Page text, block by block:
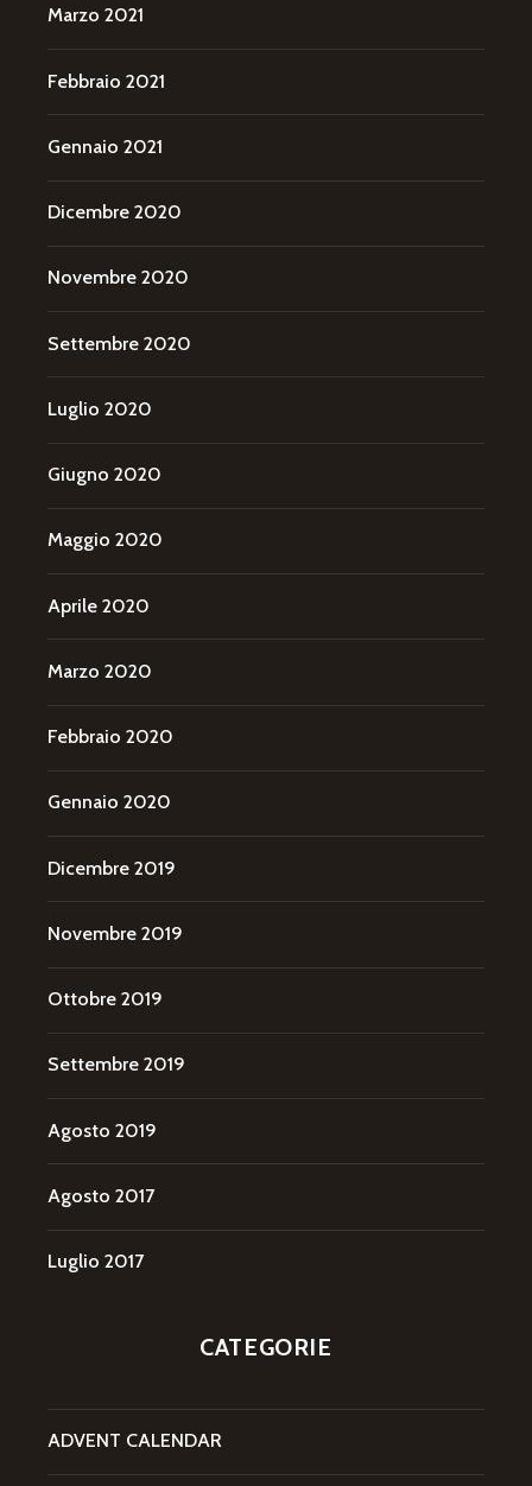
Marzo 2021
Febbraio 2021
Gennaio 2021
Dicembre 2020
Novembre 2020
Settembre 2020
Luglio 2020
Giugno 2020
Maggio 2020
Aprile 2020
Marzo 2020
Febbraio 2020
Gennaio 2020
Dicembre 2019
Novembre 2019
Ottobre 2019
Settembre 2019
Agosto 2019
Agosto 2017
Luglio 2017
CATEGORIE
ADVENT CALENDAR